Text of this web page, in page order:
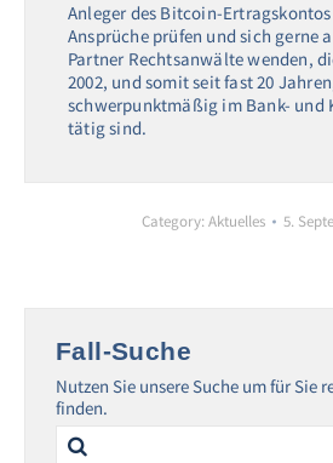
Anleger des Bitcoin-
Ansprüche prüfen und sich gerne
Partner Rechtsanwälte wenden,
2002, und somit seit fast 20
schwerpunktmäßig im Bank-
tätig sind.
Category:Aktuelles 5.
Fall-Suche
Nutzen Sie unsere Suche um für Sie
finden.
Search
for: